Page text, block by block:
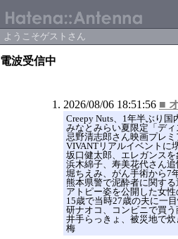
ようこそゲストさん
電波受信中
2026/08/06 18:51:56 ■
Creepy Nuts、1年半ぶり国
みなとみらい夏限定「ディ
忌野清志郎さん映画プレミ
VIVANTリアルイベントに
坂口健太郎、エレガンスを
浜木綿子、寿美花代さん追
堀ちえみ、がん手術から7
熊本県警で泥酔者に関す
アトピー姿を公開した女
15歳で当時27歳の夫に一
研ナオコ、コンビニで買う
井手らっきょ、被災地で炊
梅